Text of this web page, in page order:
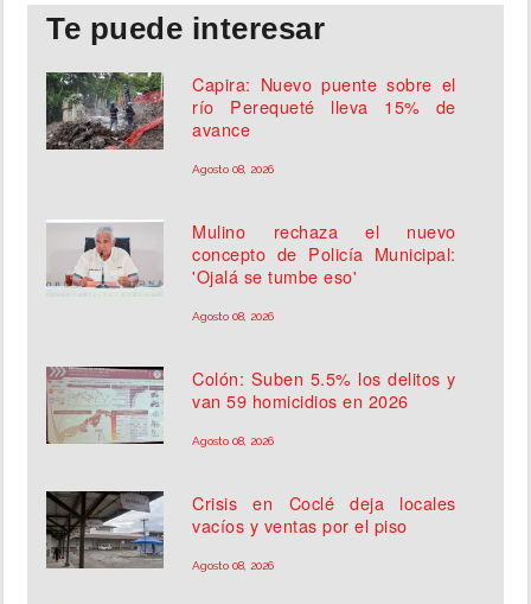
Te puede interesar
Capira: Nuevo puente sobre el
río Perequeté lleva 15% de
avance
Agosto 08, 2026
Mulino rechaza el nuevo
concepto de Policía Municipal:
'Ojalá se tumbe eso'
Agosto 08, 2026
Colón: Suben 5.5% los delitos y
van 59 homicidios en 2026
Agosto 08, 2026
Crisis en Coclé deja locales
vacíos y ventas por el piso
Agosto 08, 2026